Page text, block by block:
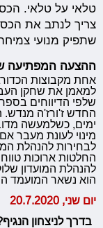
טלאי על טלאי.
צריך לנתב את
שתפיק מנועי
ההצעה המפתיעה
אחת מקבוצות
למאמן את שחקן
שלפי הדיווחים
החדש ז'ורז'ה מנדש.
ימים, כשלמעשה
מינוי לעונת מעבר
החלטות ארוכות
להנהלת המועדון
הוא נשאר המועמד
יום שני, 20.7.2020
בדרך לניצחון